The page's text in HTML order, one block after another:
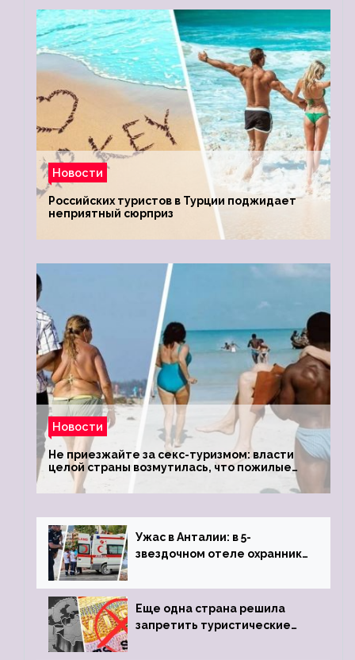
Новости
Российских туристов в Турции поджидает
неприятный сюрприз
Новости
Не приезжайте за секс-туризмом: власти
целой страны возмутилась, что пожилые
туристки массово едут к ним, чтобы
обзавестись молодыми любовниками
Ужас в Анталии: в 5-
звездочном отеле охранник
пистолета
Еще одна страна решила
запретить туристические